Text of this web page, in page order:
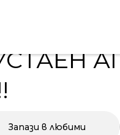
Запази в любими